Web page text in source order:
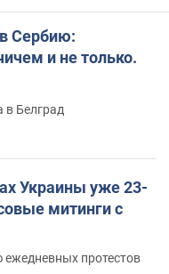
Сербию:
и не только.
в Белград
Украины уже 23-
митинги с
протестов